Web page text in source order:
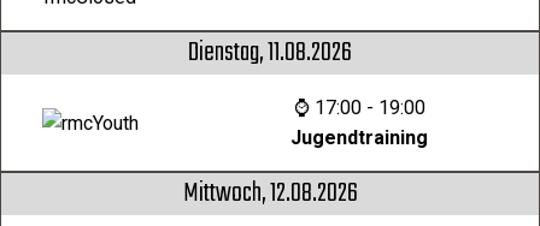
Dienstag, 11.08.2026
⌚ 17:00 - 19:00
Jugendtraining
Mittwoch, 12.08.2026